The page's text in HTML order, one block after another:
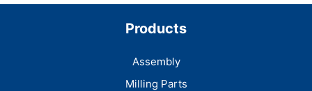
Products
Assembly
Milling Parts